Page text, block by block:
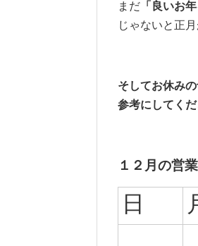
まだ 「良いお
じゃないと正
そしてお休み
参考にしてくだ
１２月の営
日